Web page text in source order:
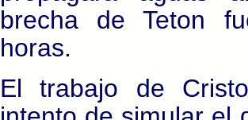
brecha de Teton
horas.
El trabajo de